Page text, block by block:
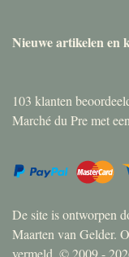
Nieuwe artikelen en
103 klanten
Marché du Pre met een
De site is ontworpen
Maarten van Gelder.
vermeld. © 2009 -